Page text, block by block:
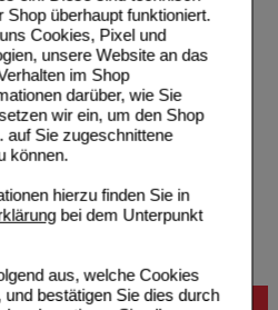
Shop überhaupt funktioniert.
Cookies, Pixel und
unsere Website an das
im Shop
darüber, wie Sie
wir ein, um den Shop
auf Sie zugeschnittene
können.
hierzu finden Sie in
bei dem Unterpunkt
aus, welche Cookies
bestätigen Sie dies durch
Bestellung